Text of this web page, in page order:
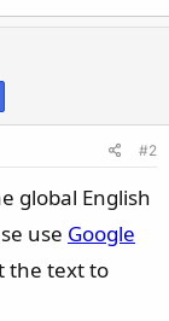
#2
global English
use Google
the text to